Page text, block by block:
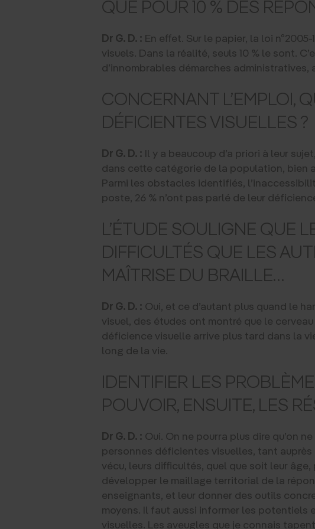
QUE POUR 10 % DES
Dr G. D. : En effet. Sur le papier, la loi
visuels. Dans la réalité, seuls 10 % le sont.
d’innombrables démarches
CONCERNANT L’EMPLOI,
DÉFICIENTES VISUELLES ?
Dr G. D. : Il y a beaucoup d’a priori à leur
dans cette catégorie de la population, bien
Parmi les obstacles identifiés,
poste, 26 % n’ont pas parlé de leur
L’ÉTUDE SOULIGNE QUE
DIFFICULTÉS QUE LES
MAÎTRISE DU BRAILLE…
Dr G. D. : Oui, et ce d’autant plus quand le
visuel, des études ont montré que le
déficience visuelle arrive plus tard dans la
long de la vie.
IDENTIFIER LES
POUVOIR, ENSUITE, LES
Dr G. D. : Oui. On ne pourra plus dire qu’on
personnes déficientes visuelles, tant
vécu, leurs difficultés, quel que soit leur
développer le maillage territorial de la
enseignants, et leur donner des outils
moyens. Il faut aussi informer les
visuelles. Les aveugles que je connais